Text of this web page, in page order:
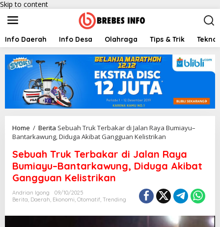
Skip to content
Info Daerah Info Desa Olahraga Tips & Trik
Home / Berita Sebuah Truk Terbakar di Jalan Raya Bumiayu–
Bantarkawung, Diduga Akibat Gangguan Kelistrikan
Sebuah Truk Terbakar di Jalan Raya
Bumiayu–Bantarkawung, Diduga Akibat
Gangguan Kelistrikan
Andrian Igong
09/10/2025
Berita, Daerah, Ekonomi, Otomatif, Trending